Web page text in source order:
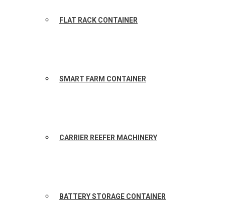
FLAT RACK CONTAINER
SMART FARM CONTAINER
CARRIER REEFER MACHINERY
BATTERY STORAGE CONTAINER